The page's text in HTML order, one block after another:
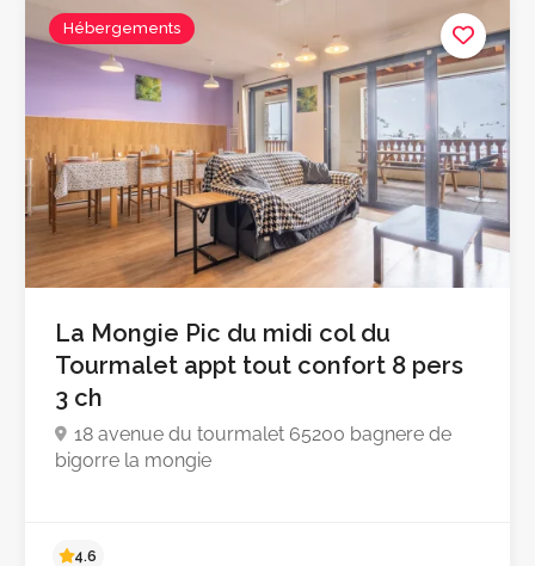
Hébergements
La Mongie Pic du midi col du
Tourmalet appt tout confort 8 pers
3 ch
18 avenue du tourmalet 65200 bagnere de
bigorre la mongie